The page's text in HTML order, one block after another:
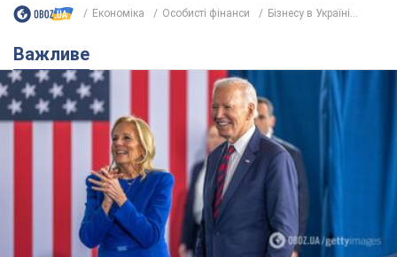
Економіка Особисті фінанси Бізнесу в Україні...
Важливе